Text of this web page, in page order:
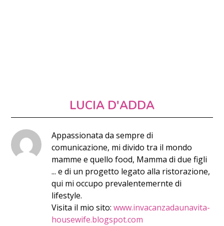
LUCIA D'ADDA
Appassionata da sempre di
comunicazione, mi divido tra il mondo
mamme e quello food, Mamma di due figli
... e di un progetto legato alla ristorazione,
qui mi occupo prevalentemernte di
lifestyle.
Visita il mio sito:www.invacanzadaunavita-
housewife.blogspot.com